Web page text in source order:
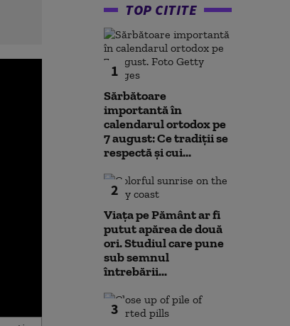
TOP CITITE
1
Sărbătoare
importantă în
calendarul ortodox pe
7 august: Ce tradiții se
respectă și cui...
2
Viața pe Pământ ar fi
putut apărea de două
ori. Studiul care pune
sub semnul
întrebării...
3